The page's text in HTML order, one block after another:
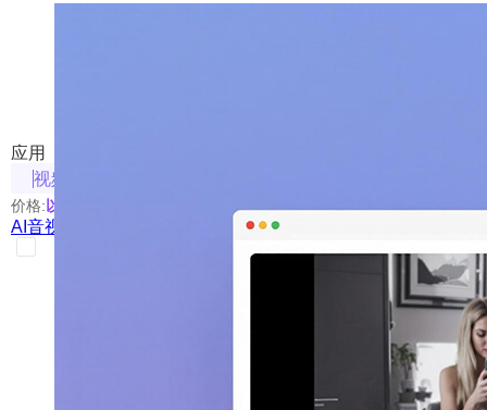
应用
视频相关
价格: 以具体使用的模型为准
AI音视频总结